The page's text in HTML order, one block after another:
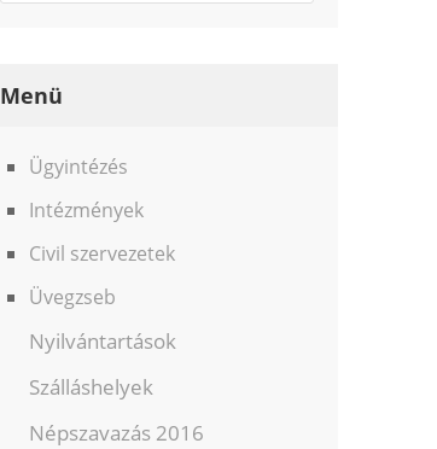
Menü
Ügyintézés
Intézmények
Civil szervezetek
Üvegzseb
Nyilvántartások
Szálláshelyek
Népszavazás 2016